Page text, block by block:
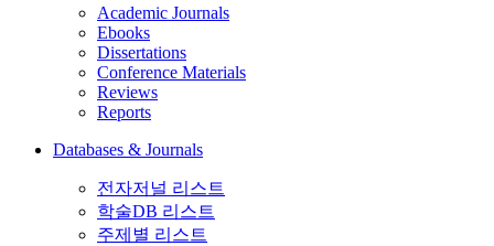
Academic Journals
Ebooks
Dissertations
Conference Materials
Reviews
Reports
Databases & Journals
전자저널 리스트
학술DB 리스트
주제별 리스트